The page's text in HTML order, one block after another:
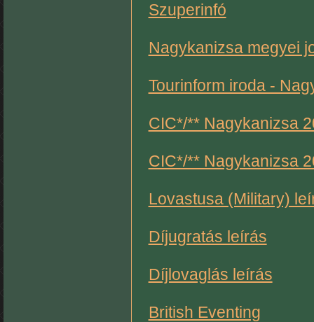
Szuperinfó
Nagykanizsa megyei
Tourinform iroda -
CIC*/** Nagykanizsa
CIC*/** Nagykanizsa
Lovastusa (Military)
Díjugratás leírás
Díjlovaglás leírás
British Eventing